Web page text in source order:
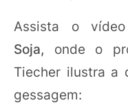
Assista o
Soja, onde o
Tiecher ilustra a
gessagem: